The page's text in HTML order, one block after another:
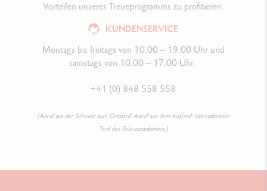
KUNDENSERVICE
Montags bis freitags von 10.00 – 19.00 Uhr und
samstags von 10.00 – 17.00 Uhr.
+41 (0) 848 558 558
(Anruf aus der Schweiz: zum Ortstarif. Anruf aus dem Ausland: internationaler
Tarif des Telecomanbieters.)
Vorteilen unseres Treueprogramms zu profitieren.